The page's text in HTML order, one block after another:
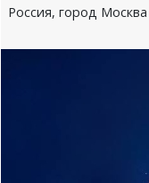
Россия, город